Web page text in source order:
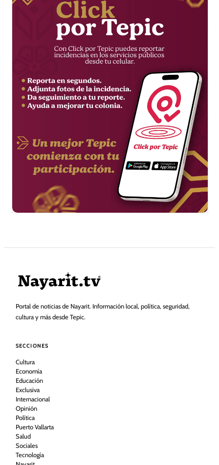
Portal de noticias de Nayarit. Información local, política, seguridad,
cultura y más desde Tepic.
SECCIONES
Cultura
Economía
Educación
Exclusiva
Internacional
Opinión
Política
Puerto Vallarta
Salud
Sociales
Tecnología